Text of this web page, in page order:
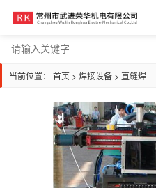
当前位置： 首页 > 焊接设备 > 直缝焊